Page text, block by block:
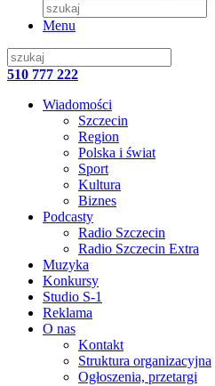
Menu
510 777 222
Wiadomości
Szczecin
Region
Polska i świat
Sport
Kultura
Biznes
Podcasty
Radio Szczecin
Radio Szczecin Extra
Muzyka
Konkursy
Studio S-1
Reklama
O nas
Kontakt
Struktura organizacyjna
Ogłoszenia, przetargi